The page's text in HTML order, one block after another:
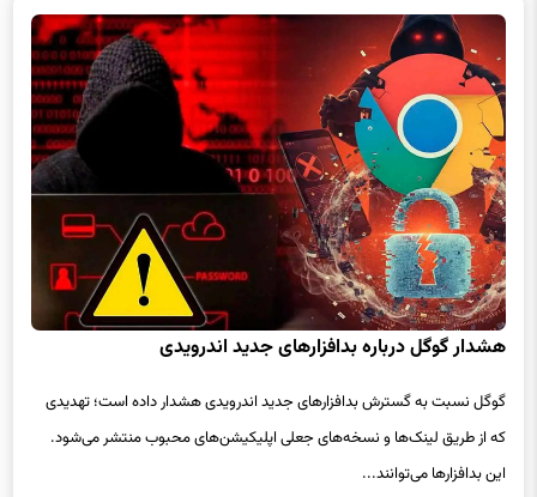
هشدار گوگل درباره بدافزارهای جدید اندرویدی
گوگل نسبت به گسترش بدافزارهای جدید اندرویدی هشدار داده است؛ تهدیدی
که از طریق لینک‌ها و نسخه‌های جعلی اپلیکیشن‌های محبوب منتشر می‌شود.
این بدافزارها می‌توانند...